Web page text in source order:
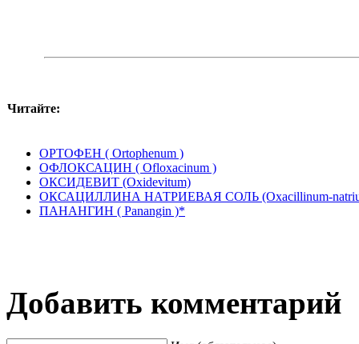
Читайте:
ОРТОФЕН ( Ortophenum )
ОФЛОКСАЦИН ( Ofloxacinum )
ОКСИДЕВИТ (Охidevitum)
ОКСАЦИЛЛИНА НАТРИЕВАЯ СОЛЬ (Охасillinum-
ПАНАНГИН ( Раnangin )*
Добавить комментарий